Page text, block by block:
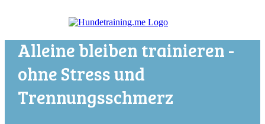
Alleine bleiben trainieren -
ohne Stress und
Trennungsschmerz